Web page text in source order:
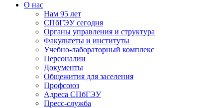
О нас
Нам 95 лет
СПбГЭУ сегодня
Органы управления и структура
Факультеты и институты
Учебно-лабораторный комплекс
Персоналии
Документы
Общежития для заселения
Профсоюз
Адреса СПбГЭУ
Пресс-служба